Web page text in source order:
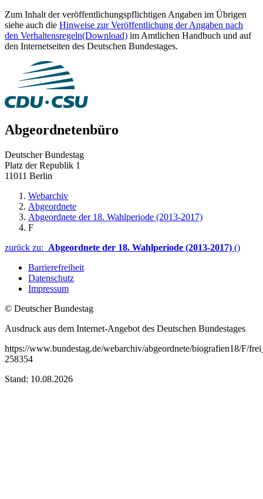
Zum Inhalt der veröffentlichungspflichtigen Angaben im Übrigen
siehe auch die Hinweise zur Veröffentlichung der Angaben nach
den Verhaltensregeln(Download) im Amtlichen Handbuch und auf
den Internetseiten des Deutschen Bundestages.
Abgeordnetenbüro
Deutscher Bundestag
Platz der Republik 1
11011 Berlin
Webarchiv
Abgeordnete
Abgeordnete der 18. Wahlperiode (2013-2017)
F
zurück zu: Abgeordnete der 18. Wahlperiode (2013-2017) ()
Barrierefreiheit
Datenschutz
Impressum
© Deutscher Bundestag
Ausdruck aus dem Internet-Angebot des Deutschen Bundestages
https://www.bundestag.de/webarchiv/abgeordnete/biografien18/F/
258354
Stand: 10.08.2026